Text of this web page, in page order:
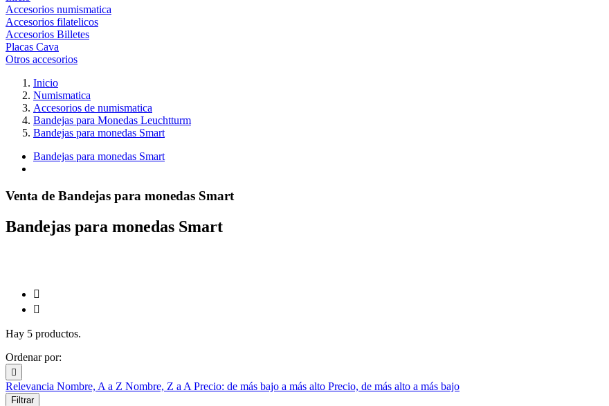
Accesorios numismatica
Accesorios filatelicos
Accesorios Billetes
Placas Cava
Otros accesorios
Inicio
Numismatica
Accesorios de numismatica
Bandejas para Monedas Leuchtturm
Bandejas para monedas Smart
Bandejas para monedas Smart
Venta de Bandejas para monedas Smart
Bandejas para monedas Smart


Hay 5 productos.
Ordenar por:

Relevancia Nombre, A a Z Nombre, Z a A Precio: de más bajo a más alto Precio, de más alto a más bajo
Filtrar